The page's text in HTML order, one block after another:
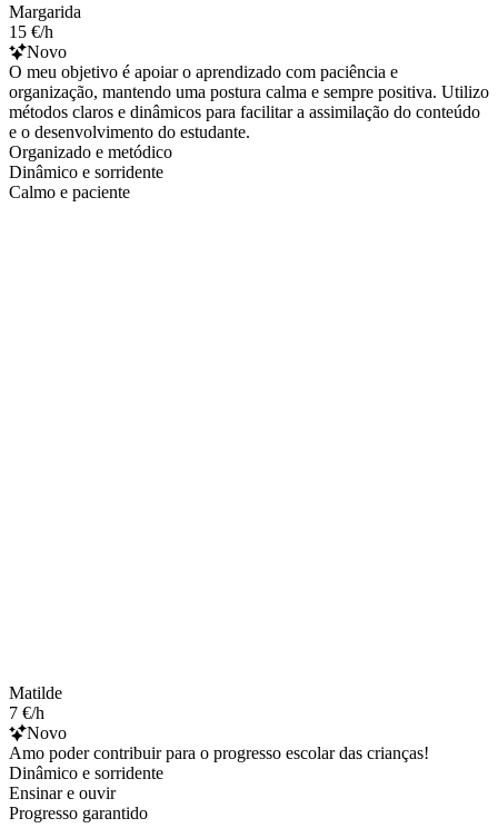
Margarida
15 €/h
Novo
O meu objetivo é apoiar o aprendizado com paciência e
organização, mantendo uma postura calma e sempre positiva. Utilizo
métodos claros e dinâmicos para facilitar a assimilação do conteúdo
e o desenvolvimento do estudante.
Organizado e metódico
Dinâmico e sorridente
Calmo e paciente
Matilde
7 €/h
Novo
Amo poder contribuir para o progresso escolar das crianças!
Dinâmico e sorridente
Ensinar e ouvir
Progresso garantido